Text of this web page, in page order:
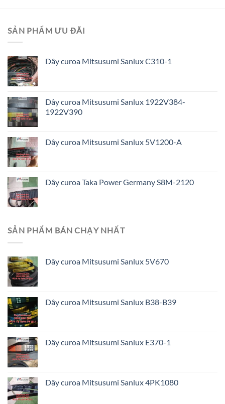
SẢN PHẨM ƯU ĐÃI
Dây curoa Mitsusumi Sanlux C310-1
Dây curoa Mitsusumi Sanlux 1922V384-
1922V390
Dây curoa Mitsusumi Sanlux 5V1200-A
Dây curoa Taka Power Germany S8M-2120
SẢN PHẨM BÁN CHẠY NHẤT
Dây curoa Mitsusumi Sanlux 5V670
Dây curoa Mitsusumi Sanlux B38-B39
Dây curoa Mitsusumi Sanlux E370-1
Dây curoa Mitsusumi Sanlux 4PK1080